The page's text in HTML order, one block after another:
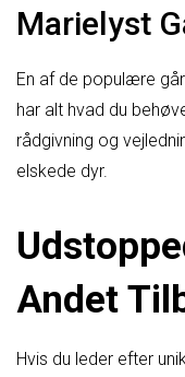
Marielyst
En af de populære
har alt hvad du
rådgivning og
elskede dyr.
Andet
Hvis du leder efter